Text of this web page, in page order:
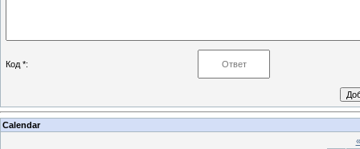
Код *:
Calendar
«